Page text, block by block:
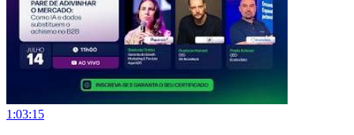
1:03:15